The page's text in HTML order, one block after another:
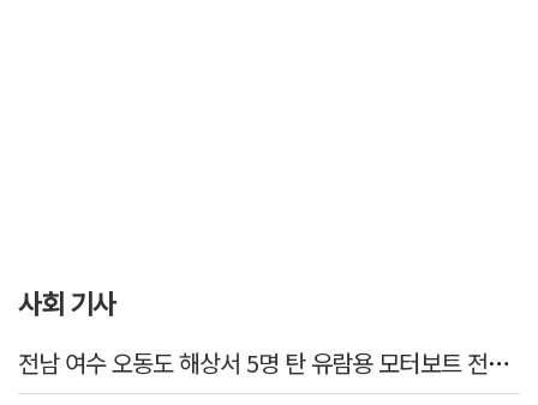
사회 기사
전남 여수 오동도 해상서 5명 탄 유람용 모터보트 전복…2명 숨져